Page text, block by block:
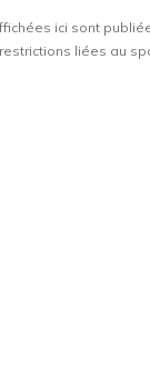
ici sont
liées au